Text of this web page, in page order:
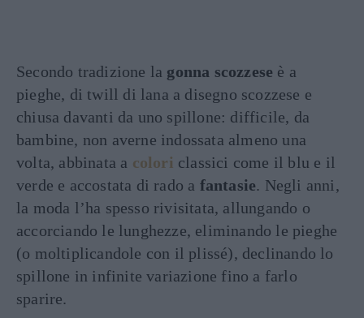
Secondo tradizione la gonna scozzese è a
pieghe, di twill di lana a disegno scozzese e
chiusa davanti da uno spillone: difficile, da
bambine, non averne indossata almeno una
volta, abbinata a colori classici come il blu e il
verde e accostata di rado a fantasie. Negli anni,
la moda l’ha spesso rivisitata, allungando o
accorciando le lunghezze, eliminando le pieghe
(o moltiplicandole con il plissé), declinando lo
spillone in infinite variazione fino a farlo
sparire.